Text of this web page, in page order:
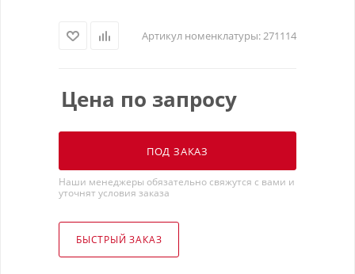
Артикул номенклатуры:271114
Цена по запросу
ПОД ЗАКАЗ
Наши менеджеры обязательно свяжутся с вами и
уточнят условия заказа
БЫСТРЫЙ ЗАКАЗ